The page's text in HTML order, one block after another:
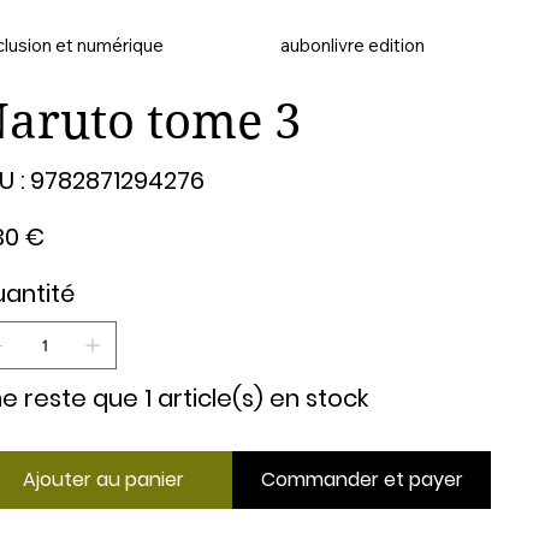
et numérique aubonlivre edition
tome 3
: 9782871294276
9782871294276
€
reste que 1 article(s) en stock
Ajouter au panier Commander et payer